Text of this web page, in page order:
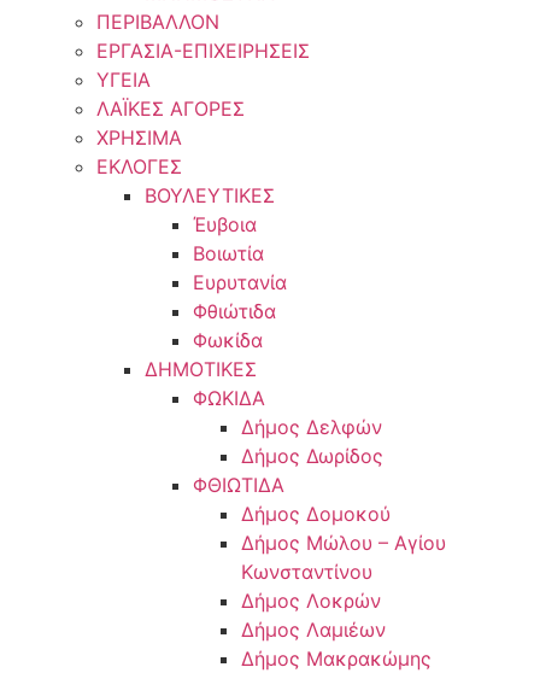
ΠΕΡΙΒΑΛΛΟΝ
ΕΡΓΑΣΙΑ-ΕΠΙΧΕΙΡΗΣΕΙΣ
ΥΓΕΙΑ
ΛΑΪΚΕΣ ΑΓΟΡΕΣ
ΧΡΗΣΙΜΑ
ΕΚΛΟΓΕΣ
ΒΟΥΛΕΥΤΙΚΕΣ
Έυβοια
Βοιωτία
Ευρυτανία
Φθιώτιδα
Φωκίδα
ΔΗΜΟΤΙΚΕΣ
ΦΩΚΙΔΑ
Δήμος Δελφών
Δήμος Δωρίδος
ΦΘΙΩΤΙΔΑ
Δήμος Δομοκού
Δήμος Μώλου – Αγίου
Κωνσταντίνου
Δήμος Λοκρών
Δήμος Λαμιέων
Δήμος Μακρακώμης